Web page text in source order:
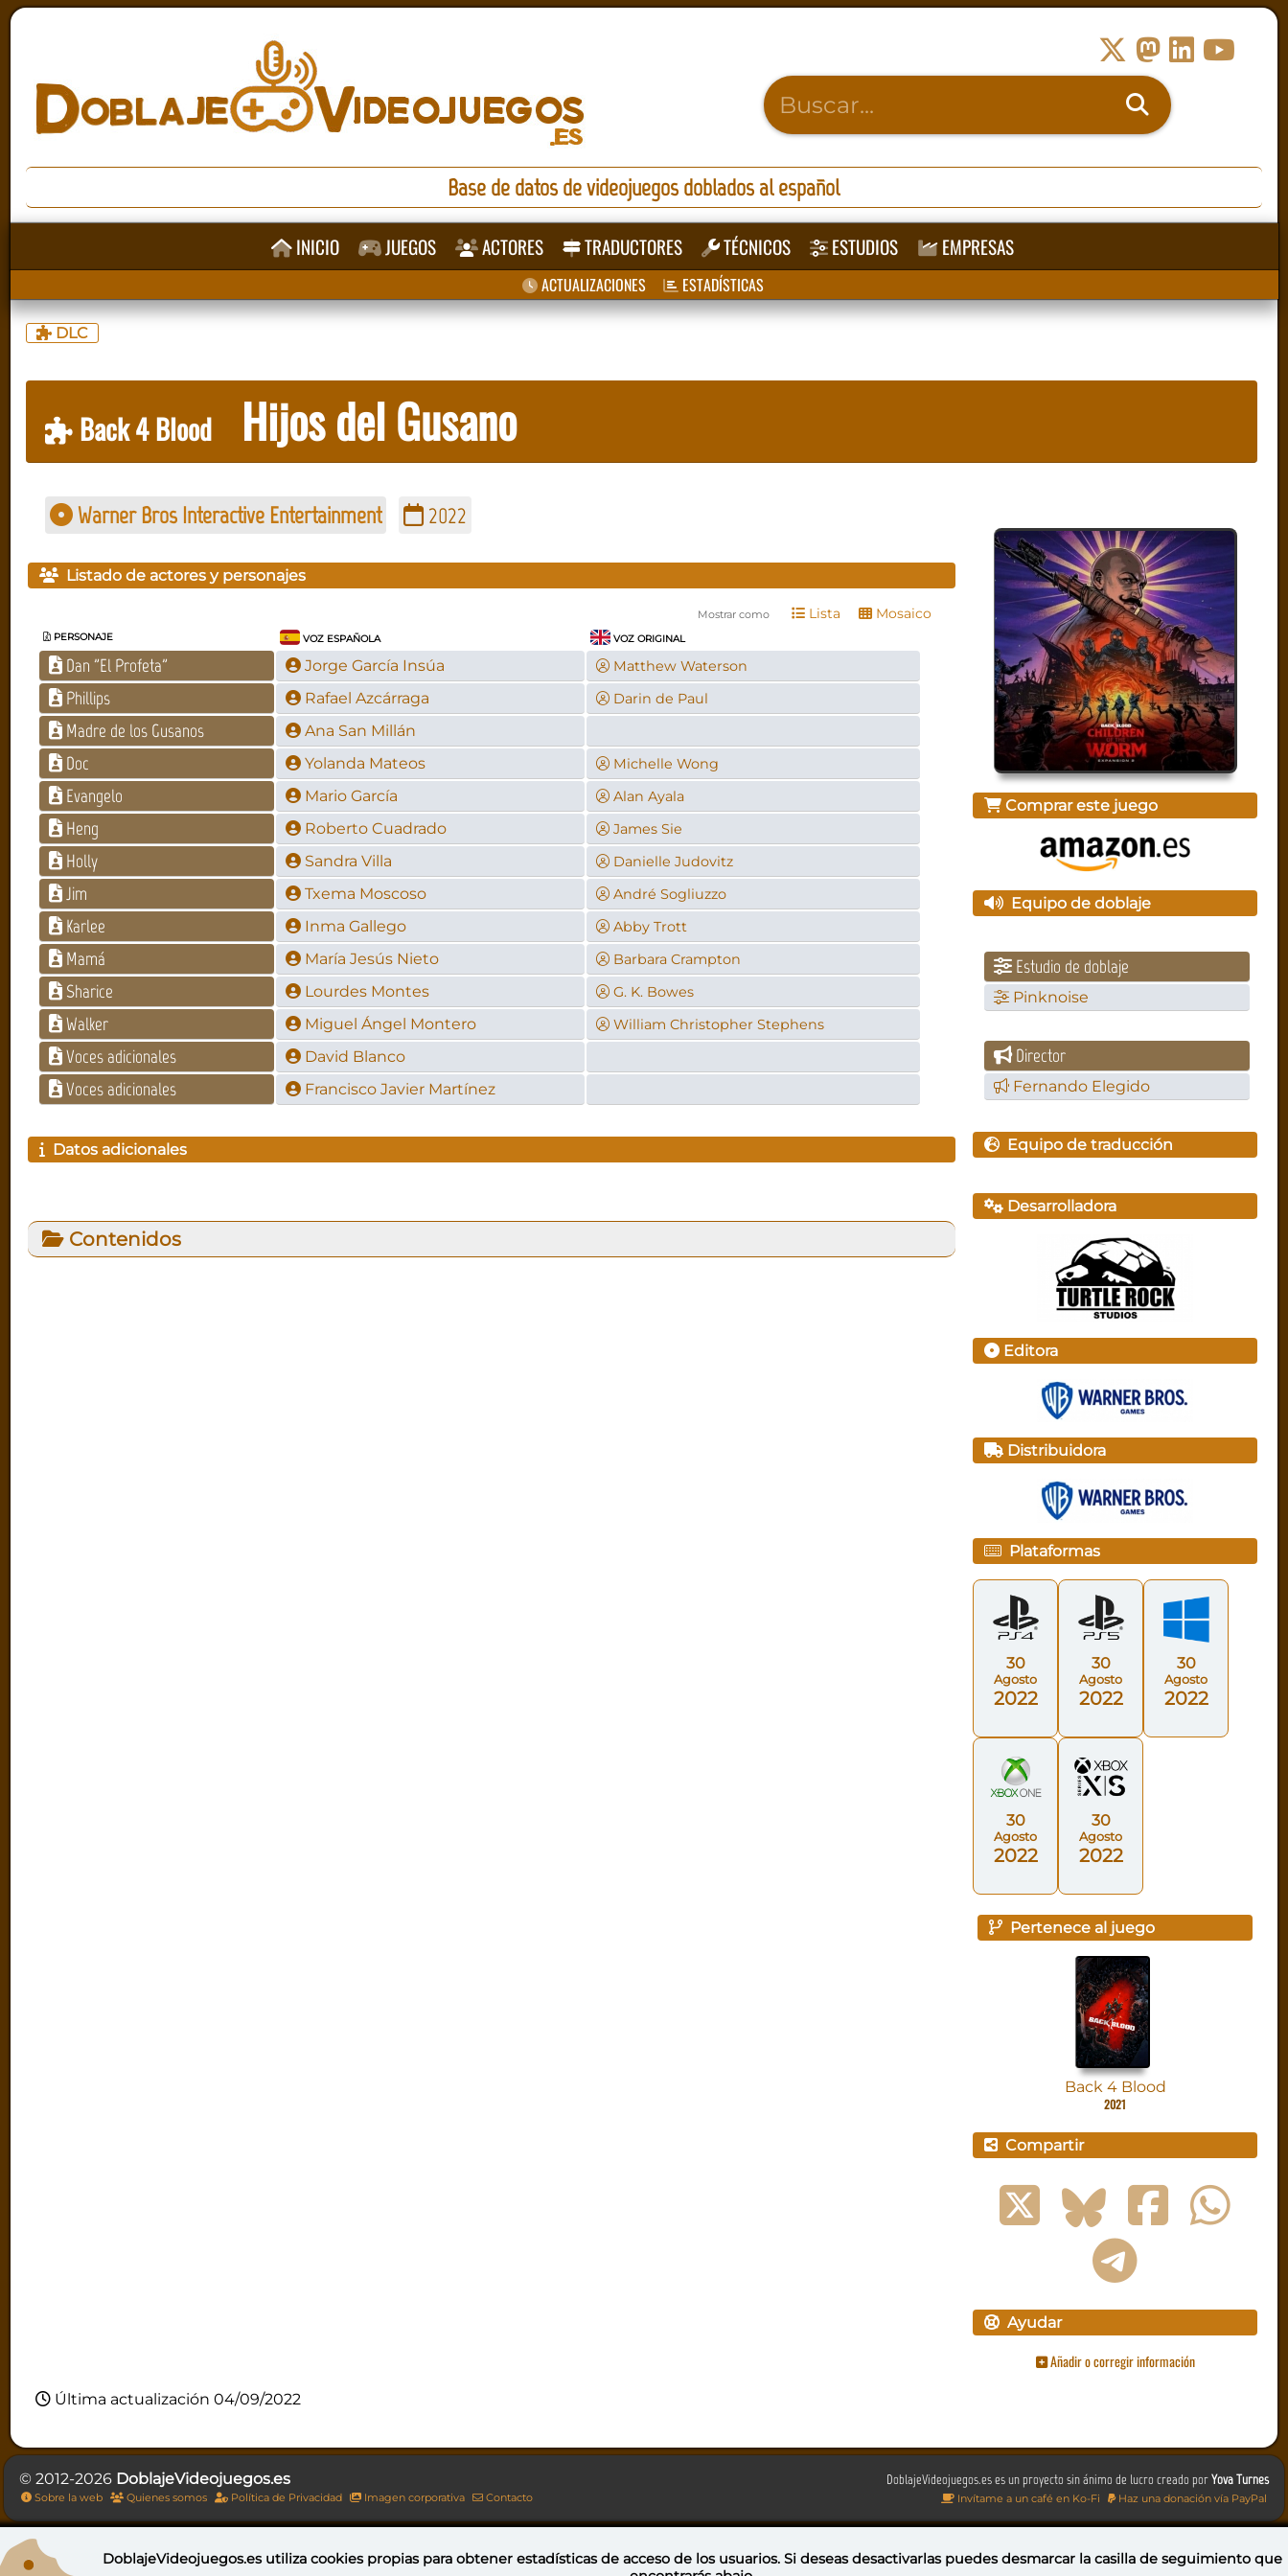
Base de datos de videojuegos doblados al español
INICIO JUEGOS ACTORES TRADUCTORES TÉCNICOS ESTUDIOS EMPRESAS
ACTUALIZACIONES ESTADÍSTICAS
DLC
Back 4 Blood Hijos del Gusano
Warner Bros Interactive Entertainment 2022
Listado de actores y personajes
Mostrar como Lista Mosaico
PERSONAJE VOZ ESPAÑOLA VOZ ORIGINAL
Dan "El Profeta" Jorge García Insúa Matthew Waterson
Phillips Rafael Azcárraga Darin de Paul
Madre de los Gusanos Ana San Millán
Doc Yolanda Mateos Michelle Wong
Evangelo Mario García Alan Ayala
Heng Roberto Cuadrado James Sie
Holly Sandra Villa Danielle Judovitz
Jim Txema Moscoso André Sogliuzzo
Karlee Inma Gallego Abby Trott
Mamá María Jesús Nieto Barbara Crampton
Sharice Lourdes Montes G. K. Bowes
Walker Miguel Ángel Montero William Christopher Stephens
Voces adicionales David Blanco
Voces adicionales Francisco Javier Martínez
Datos adicionales
Contenidos
Comprar este juego
Equipo de doblaje
Estudio de doblaje
Pinknoise
Director
Fernando Elegido
Equipo de traducción
Desarrolladora
Editora
Distribuidora
Plataformas
30
Agosto
2022
30
Agosto
2022
30
Agosto
2022
30
Agosto
2022
30
Agosto
2022
Pertenece al juego
Back 4 Blood
2021
Compartir
Ayudar
Añadir o corregir información
Última actualización 04/09/2022
DoblajeVideojuegos.es es un proyecto sin ánimo de lucro creado porYova Turnes
Invítame a un café en Ko-Fi Haz una donación vía PayPal
© 2012-2026 DoblajeVideojuegos.es
Sobre la web Quienes somos Política de Privacidad Imagen corporativa Contacto
DoblajeVideojuegos.es utilizacookies propiaspara obtener estadísticas de acceso de los usuarios. Si deseas desactivarlas puedesdesmarcar la casilla de seguimiento que